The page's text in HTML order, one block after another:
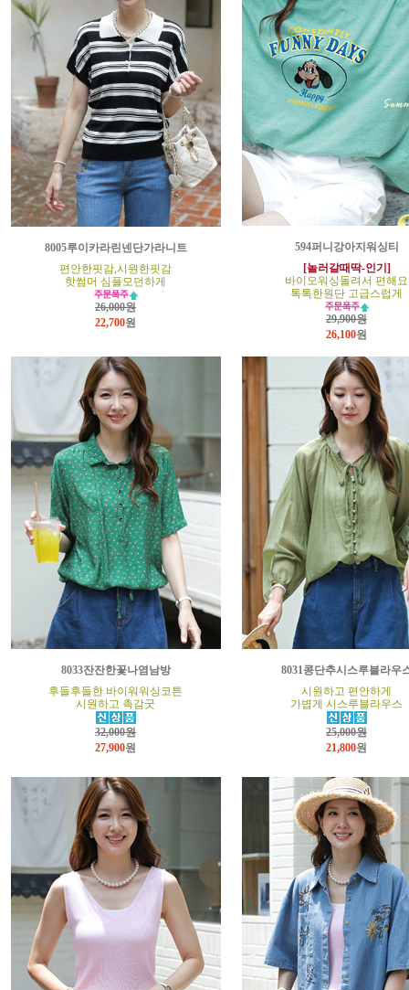
8005루이카라린넨단가라니트
편안한핏감,시원한핏감
핫썸머 심플모던하게
26,000원
22,700원
594퍼니강아지워싱티
[놀러갈때딱-인기]
바이오워싱돌려서 편해요
톡톡한원단 고급스럽게
29,900원
26,100원
8033잔잔한꽃나염남방
후들후들한 바이워워싱코튼
시원하고 촉감굿
32,000원
27,900원
8031콩단추시스루블라우
시원하고 편안하게
가볍게 시스루블라우스
25,000원
21,800원